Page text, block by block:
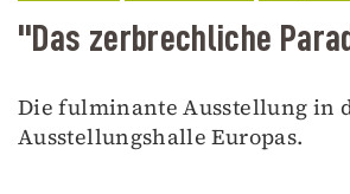
"Das zerbrechliche
Die fulminante Ausstellung in
Ausstellungshalle Europas.